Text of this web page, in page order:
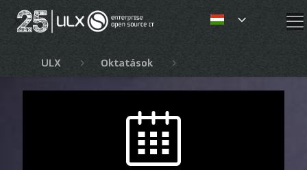
✕
ULX Oktatások